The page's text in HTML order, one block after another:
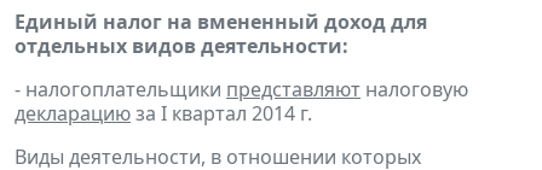
Единый налог на вмененный доход для
отдельных видов деятельности:
- налогоплательщики представляют налоговую
декларациюза I квартал 2014 г.
Виды деятельности, в отношении которых